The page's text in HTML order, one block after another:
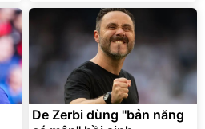
De Zerbi dùng ''bản năng